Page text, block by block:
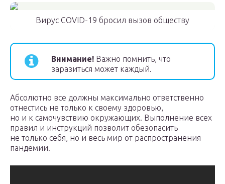
Вирус COVID-19 бросил вызов обществу
Внимание! Важно помнить, что
заразиться может каждый.
Абсолютно все должны максимально ответственно
отнестись не только к своему здоровью,
но и к самочувствию окружающих. Выполнение всех
правил и инструкций позволит обезопасить
не только себя, но и весь мир от распространения
пандемии.